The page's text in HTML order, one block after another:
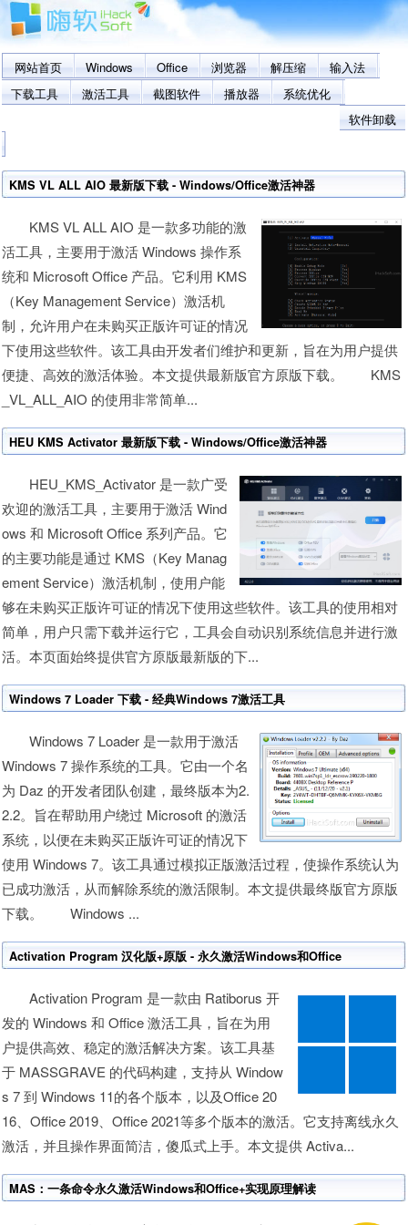
网站首页 Windows Office 浏览器 解压缩
输入法
下载工具
激活工具 截图软件 播放器
系统优化
软件卸载
KMS VL ALL AIO 最新版下载 - Windows/Office激活神器
KMS VL ALL AIO 是一款多功能的激
活工具，主要用于激活 Windows 操作系
统和 Microsoft Office 产品。它利用 KMS
（Key Management Service）激活机
制，允许用户在未购买正版许可证的情况
下使用这些软件。该工具由开发者们维护和更新，旨在为用户提供
便捷、高效的激活体验。本文提供最新版官方原版下载。 KMS
_VL_ALL_AIO 的使用非常简单...
HEU KMS Activator 最新版下载 - Windows/Office激活神器
HEU_KMS_Activator 是一款广受
欢迎的激活工具，主要用于激活 Wind
ows 和 Microsoft Office 系列产品。它
的主要功能是通过 KMS（Key Manag
ement Service）激活机制，使用户能
够在未购买正版许可证的情况下使用这些软件。该工具的使用相对
简单，用户只需下载并运行它，工具会自动识别系统信息并进行激
活。本页面始终提供官方原版最新版的下...
Windows 7 Loader 下载 - 经典Windows 7激活工具
Windows 7 Loader 是一款用于激活
Windows 7 操作系统的工具。它由一个名
为 Daz 的开发者团队创建，最终版本为2.
2.2。旨在帮助用户绕过 Microsoft 的激活
系统，以便在未购买正版许可证的情况下
使用 Windows 7。该工具通过模拟正版激活过程，使操作系统认为
已成功激活，从而解除系统的激活限制。本文提供最终版官方原版
下载。 Windows ...
Activation Program 汉化版+原版 - 永久激活Windows和Office
Activation Program 是一款由 Ratiborus 开
发的 Windows 和 Office 激活工具，旨在为用
户提供高效、稳定的激活解决方案。​该工具基
于 MASSGRAVE 的代码构建，支持从 Window
s 7 到 Windows 11的各个版本，以及Office 20
16、Office 2019、Office 2021等多个版本的激活。它支持离线永久
激活，并且操作界面简洁，傻瓜式上手。本文提供 Activa...
MAS：一条命令永久激活Windows和Office+实现原理解读